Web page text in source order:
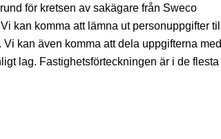
för kretsen av sakägare från Sweco
kan komma att lämna ut personuppgifter till
kan även komma att dela uppgifterna med
lag. Fastighetsförteckningen är i de flesta